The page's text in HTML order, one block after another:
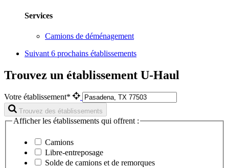
Services
Camions de déménagement
Suivant 6 prochains établissements
Trouvez un établissement U-Haul
Votre établissement*
Trouvez des établissements
Afficher les établissements qui offrent :
Camions
Libre-entreposage
Solde de camions et de remorques